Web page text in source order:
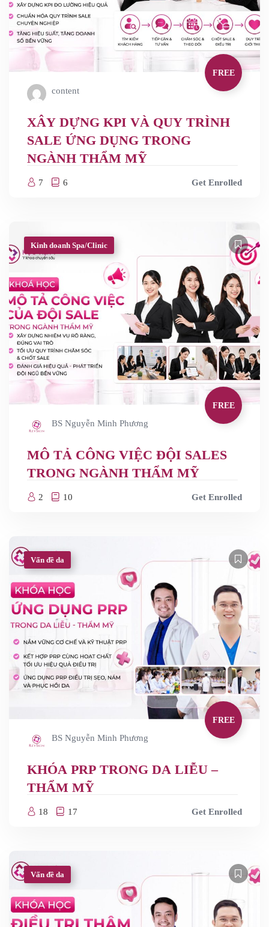
FREE
content
XÂY DỰNG KPI VÀ QUY TRÌNH
SALE ỨNG DỤNG TRONG
NGÀNH THẨM MỸ
7 6 Get Enrolled
Kinh doanh Spa/Clinic
FREE
BS Nguyễn Minh Phương
MÔ TẢ CÔNG VIỆC ĐỘI SALES
TRONG NGÀNH THẨM MỸ
2 10 Get Enrolled
Vấn đề da
FREE
BS Nguyễn Minh Phương
KHÓA PRP TRONG DA LIỄU –
THẨM MỸ
18 17 Get Enrolled
Vấn đề da